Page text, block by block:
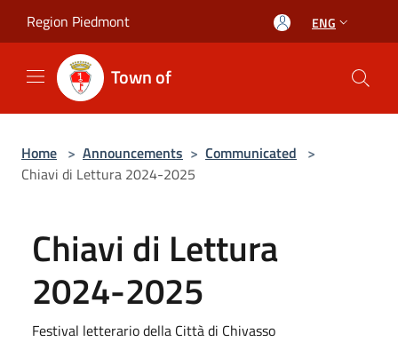
Region Piedmont ENG
Town of
Home > Announcements > Communicated >
Chiavi di Lettura 2024-2025
Chiavi di Lettura
2024-2025
Festival letterario della Città di Chivasso